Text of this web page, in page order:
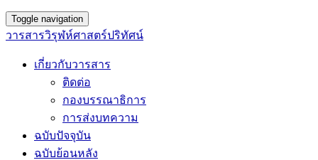
Toggle navigation
วารสารวิรุฬห์ศาสตร์ปริทัศน์
เกี่ยวกับวารสาร
ติดต่อ
กองบรรณาธิการ
การส่งบทความ
ฉบับปัจจุบัน
ฉบับย้อนหลัง